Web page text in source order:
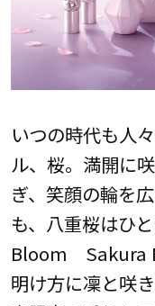
いつの時代も人
ル、桜。満開に
ぎ、笑顔の輪を
も、八重桜はひ
Bloom Sakura
明け方に凜と咲